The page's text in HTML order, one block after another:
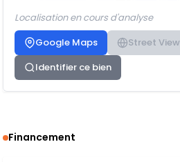
Localisation en cours d'analyse
Google Maps
Street View
Identifier ce bien
Financement